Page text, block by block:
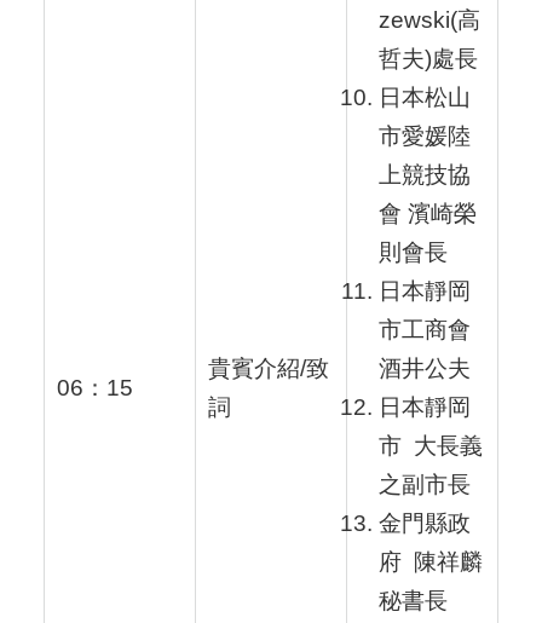
06：15
貴賓介紹/致
詞
zewski(高
哲夫)處長
日本松山
市愛媛陸
上競技協
會 濱崎榮
則會長
日本靜岡
市工商會
酒井公夫
日本靜岡
市 大長義
之副市長
金門縣政
府 陳祥麟
秘書長